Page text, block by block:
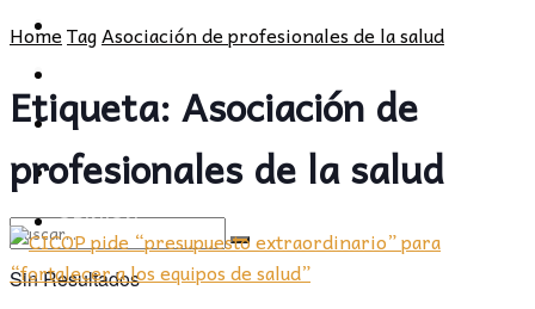
CULTURA
OPINIÓN
Sin Resultados
PROVINCIA
SOCIEDAD
CULTURA
OPINIÓN
HomeTagAsociación de profesionales de la salud
Etiqueta:Asociación de
profesionales de la salud